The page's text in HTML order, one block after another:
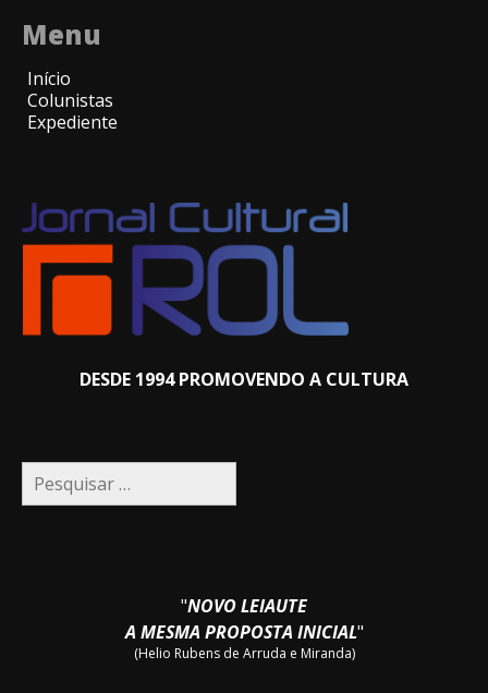
Menu
Início
Colunistas
Expediente
DESDE 1994 PROMOVENDO A CULTURA
Pesquisar
por:
"NOVO LEIAUTE
A MESMA PROPOSTA INICIAL"
(Helio Rubens de Arruda e Miranda)